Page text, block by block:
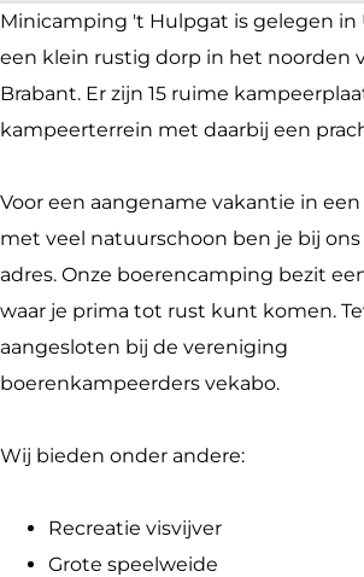
c
a
m
p
n
g
'
t
H
u
p
a
t
i
n
i
c
m
p
i
n
g
'
H
l
p
M
i
n
i
a
m
p
i
n
g
t
u
l
i
c
a
m
i
n
g
'
t
H
l
g
a
n
M
i
n
c
a
m
p
i
n
H
u
Minicamping 't Hulpgat is gelegen in
een klein rustig dorp in het noorden
Brabant. Er zijn 15 ruime
kampeerterrein met daarbij een
Voor een aangename vakantie in
met veel natuurschoon ben je bij
adres. Onze boerencamping bezit
waar je prima tot rust kunt komen.
aangesloten bij de vereniging
boerenkampeerders vekabo.
Wij bieden onder andere:
Recreatie visvijver
Grote speelweide